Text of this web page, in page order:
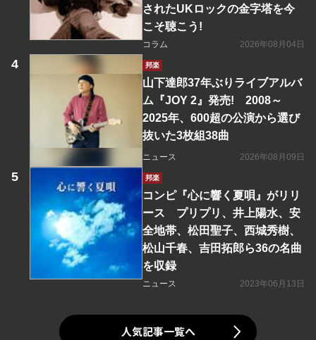
されたUKロックの金字塔を今
こそ聴こう!
コラム 2026年08月04日
邦楽
山下達郎37年ぶりライブアルバ
ム『JOY 2』発売! 2008～
2025年、600超の公演から選び
抜いた3枚組38曲
ニュース 2026年08月09日
邦楽
コンピ『心に響く夏唄』がリリ
ース プリプリ、井上陽水、安
全地帯、松田聖子、西城秀樹、
松山千春、吉田拓郎ら36の名曲
を収録
ニュース 2023年06月13日
人気記事一覧へ